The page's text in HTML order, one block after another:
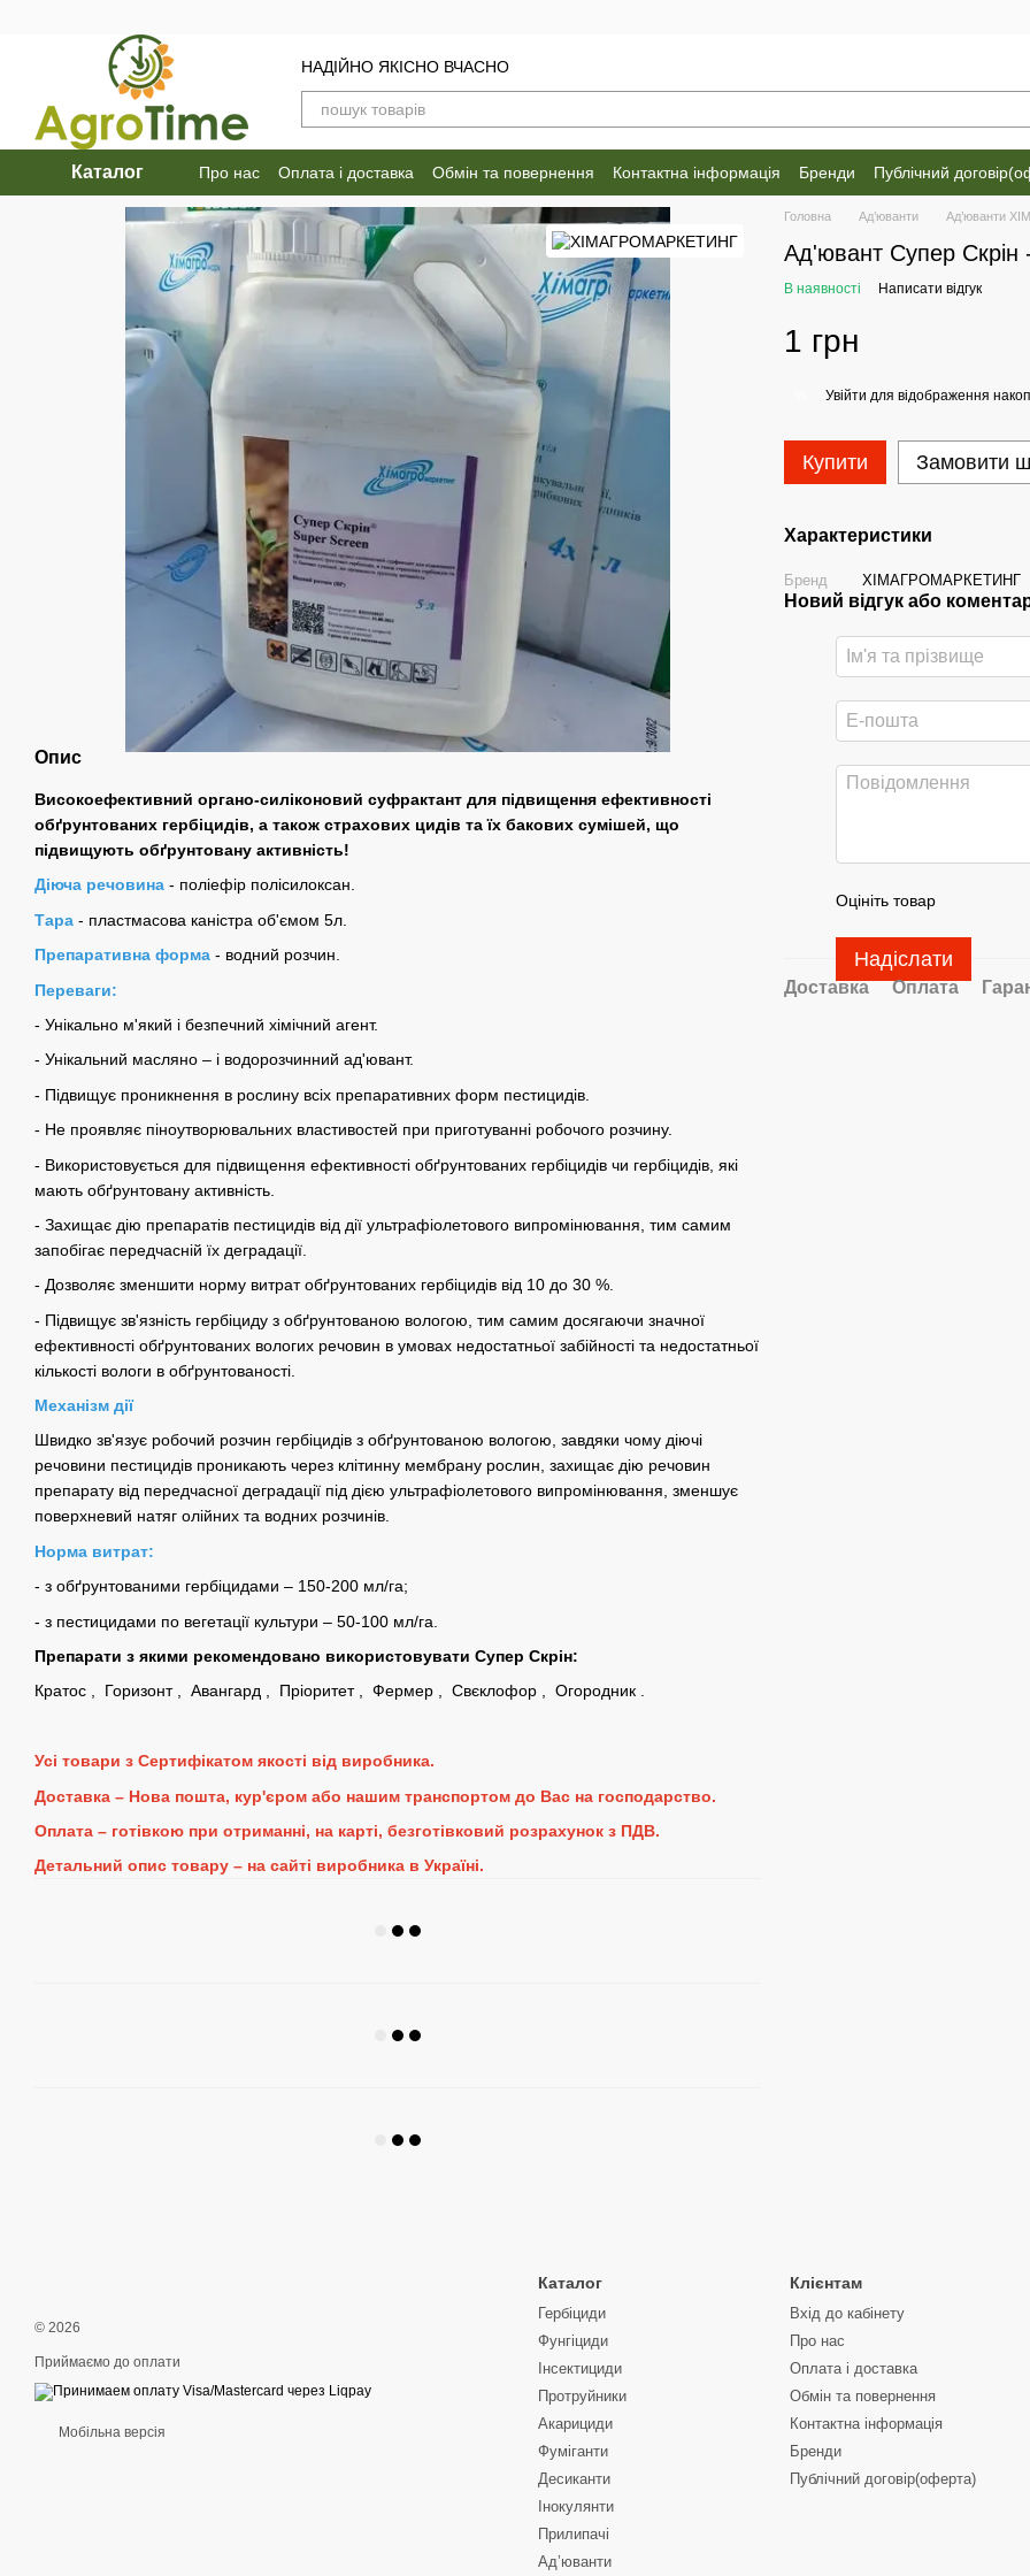
НАДІЙНО ЯКІСНО ВЧАСНО
Каталог Про нас Оплата і доставка Обмін та повернення Контактна інформація Бренди Публічний
Опис
Високоефективний органо-силіконовий суфрактант для підвищення ефективності
обґрунтованих гербіцидів, а також страхових цидів та їх бакових сумішей, що
підвищують обґрунтовану активність!
Діюча речовина - поліефір полісилоксан.
Тара - пластмасова каністра об'ємом 5л.
Препаративна форма - водний розчин.
Переваги:
- Унікально м'який і безпечний хімічний агент.
- Унікальний масляно – і водорозчинний ад'ювант.
- Підвищує проникнення в рослину всіх препаративних форм пестицидів.
- Не проявляє піноутворювальних властивостей при приготуванні робочого розчину.
- Використовується для підвищення ефективності обґрунтованих гербіцидів чи гербіцидів, які
мають обґрунтовану активність.
- Захищає дію препаратів пестицидів від дії ультрафіолетового випромінювання, тим самим
запобігає передчасній їх деградації.
- Дозволяє зменшити норму витрат обґрунтованих гербіцидів від 10 до 30 %.
- Підвищує зв'язність гербіциду з обґрунтованою вологою, тим самим досягаючи значної
ефективності обґрунтованих вологих речовин в умовах недостатньої забійності та недостатньої
кількості вологи в обґрунтованості.
Механізм дії
Швидко зв'язує робочий розчин гербіцидів з обґрунтованою вологою, завдяки чому діючі
речовини пестицидів проникають через клітинну мембрану рослин, захищає дію речовин
препарату від передчасної деградації під дією ультрафіолетового випромінювання, зменшує
поверхневий натяг олійних та водних розчинів.
Норма витрат:
- з обґрунтованими гербіцидами – 150-200 мл/га;
- з пестицидами по вегетації культури – 50-100 мл/га.
Препарати з якими рекомендовано використовувати Супер Скрін:
Кратос , Горизонт, Авангард , Пріоритет, Фермер , Свєклофор , Огородник .
Усі товари з Сертифікатом якості від виробника.
Доставка – Нова пошта, кур'єром або нашим транспортом до Вас на господарство.
Оплата – готівкою при отриманні, на карті, безготівковий розрахунок з ПДВ.
Детальний опис товару – на сайті виробника в Україні.
Головна Ад’юванти Ад’юванти
Ад'ювант Супер Скрін
В наявності Написати відгук
1 грн
Увійти для відображення
Купити Замовити
Характеристики
Бренд ХІМАГРОМАРКЕТИНГ
Новий відгук або
Оцініть товар
Надіслати
Доставка Оплата
© 2026
Приймаємо до оплати
Мобільна версія
Каталог
Гербіциди
Фунгіциди
Інсектициди
Протруйники
Акарициди
Фуміганти
Десиканти
Інокулянти
Прилипачі
Ад’юванти
Клієнтам
Вхід до кабінету
Про нас
Оплата і доставка
Обмін та повернення
Контактна інформація
Бренди
Публічний договір(оферта)